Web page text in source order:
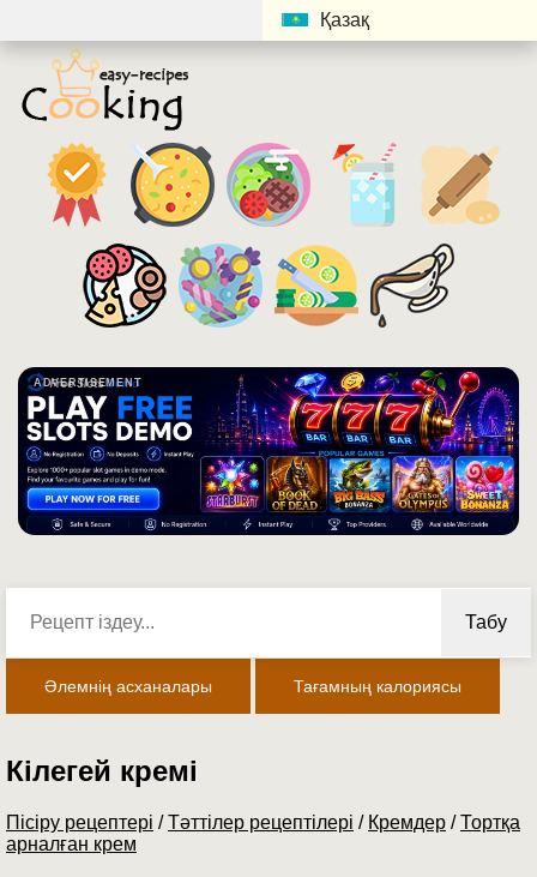
Қазақ
ADVERTISEMENT
Табу
Әлемнің асханалары Тағамның калориясы
Кілегей кремі
Пісіру рецептері /Тәттілер рецептілері / Кремдер /Тортқа
арналған крем